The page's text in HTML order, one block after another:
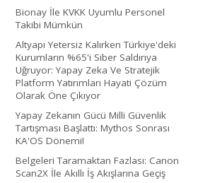
Bionay İle KVKK Uyumlu Personel
Takibi Mümkün
Altyapı Yetersiz Kalırken Türkiye'deki
Kurumların %65'i Siber Saldırıya
Uğruyor: Yapay Zeka Ve Stratejik
Platform Yatırımları Hayati Çözüm
Olarak Öne Çıkıyor
Yapay Zekanın Gücü Milli Güvenlik
Tartışması Başlattı: Mythos Sonrası
KA'OS Dönemi!
Belgeleri Taramaktan Fazlası: Canon
Scan2X İle Akıllı İş Akışlarına Geçiş